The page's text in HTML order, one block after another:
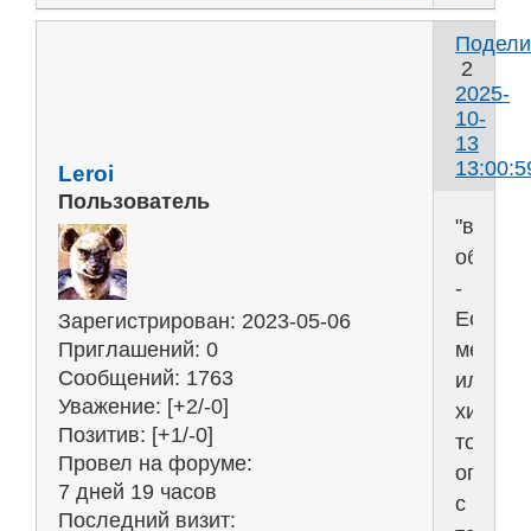
2
2025-
10-
13
Leroi
Пользователь
Зарегистрирован: 2023-05-06
Приглашений: 0
Сообщений: 1763
Уважение: [+2/-0]
Позитив: [+1/-0]
Провел на форуме:
7 дней 19 часов
Последний визит:
"выс
-
Если
медик
или
химик
то
опасно
с